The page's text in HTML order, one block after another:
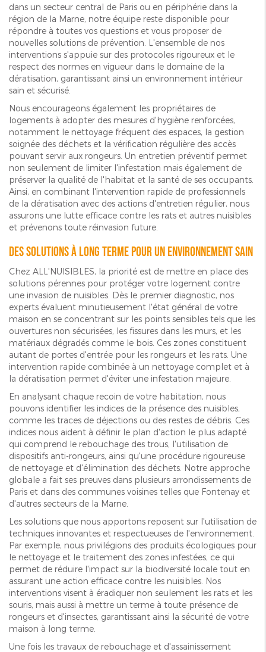
dans un secteur central de Paris ou en périphérie dans la
région de la Marne, notre équipe reste disponible pour
répondre à toutes vos questions et vous proposer de
nouvelles solutions de prévention. L'ensemble de nos
interventions s'appuie sur des protocoles rigoureux et le
respect des normes en vigueur dans le domaine de la
dératisation, garantissant ainsi un environnement intérieur
sain et sécurisé.
Nous encourageons également les propriétaires de
logements à adopter des mesures d'hygiène renforcées,
notamment le nettoyage fréquent des espaces, la gestion
soignée des déchets et la vérification régulière des accès
pouvant servir aux rongeurs. Un entretien préventif permet
non seulement de limiter l'infestation mais également de
préserver la qualité de l'habitat et la santé de ses occupants.
Ainsi, en combinant l'intervention rapide de professionnels
de la dératisation avec des actions d'entretien régulier, nous
assurons une lutte efficace contre les rats et autres nuisibles
et prévenons toute réinvasion future.
Des solutions à long terme pour un environnement sain
Chez ALL'NUISIBLES, la priorité est de mettre en place des
solutions pérennes pour protéger votre logement contre
une invasion de nuisibles. Dès le premier diagnostic, nos
experts évaluent minutieusement l'état général de votre
maison en se concentrant sur les points sensibles tels que les
ouvertures non sécurisées, les fissures dans les murs, et les
matériaux dégradés comme le bois. Ces zones constituent
autant de portes d'entrée pour les rongeurs et les rats. Une
intervention rapide combinée à un nettoyage complet et à
la dératisation permet d'éviter une infestation majeure.
En analysant chaque recoin de votre habitation, nous
pouvons identifier les indices de la présence des nuisibles,
comme les traces de déjections ou des restes de débris. Ces
indices nous aident à définir le plan d'action le plus adapté
qui comprend le rebouchage des trous, l'utilisation de
dispositifs anti-rongeurs, ainsi qu'une procédure rigoureuse
de nettoyage et d'élimination des déchets. Notre approche
globale a fait ses preuves dans plusieurs arrondissements de
Paris et dans des communes voisines telles que Fontenay et
d'autres secteurs de la Marne.
Les solutions que nous apportons reposent sur l'utilisation de
techniques innovantes et respectueuses de l'environnement.
Par exemple, nous privilégions des produits écologiques pour
le nettoyage et le traitement des zones infestées, ce qui
permet de réduire l'impact sur la biodiversité locale tout en
assurant une action efficace contre les nuisibles. Nos
interventions visent à éradiquer non seulement les rats et les
souris, mais aussi à mettre un terme à toute présence de
rongeurs et d'insectes, garantissant ainsi la sécurité de votre
maison à long terme.
Une fois les travaux de rebouchage et d'assainissement